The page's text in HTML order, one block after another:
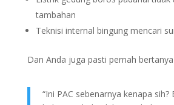
tambahan
Teknisi internal bingung mencari
Dan Anda juga pasti pernah
“Ini PAC sebenarnya kenapa sih?